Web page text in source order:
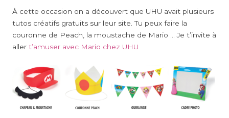
À cette occasion on a découvert que UHU avait plusieurs
tutos créatifs gratuits sur leur site. Tu peux faire la
couronne de Peach, la moustache de Mario … Je t’invite à
aller t’amuser avec Mario chez UHU